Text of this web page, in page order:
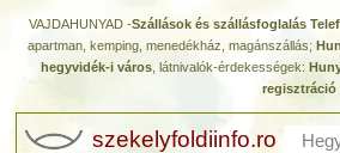
VAJDAHUNYAD -Szállások és szállásfoglalás
apartman, kemping, menedékház, magánszállás;
hegyvidék-i város, látnivalók-érdekességek:
regisztráció
szekelyfoldiinfo.ro